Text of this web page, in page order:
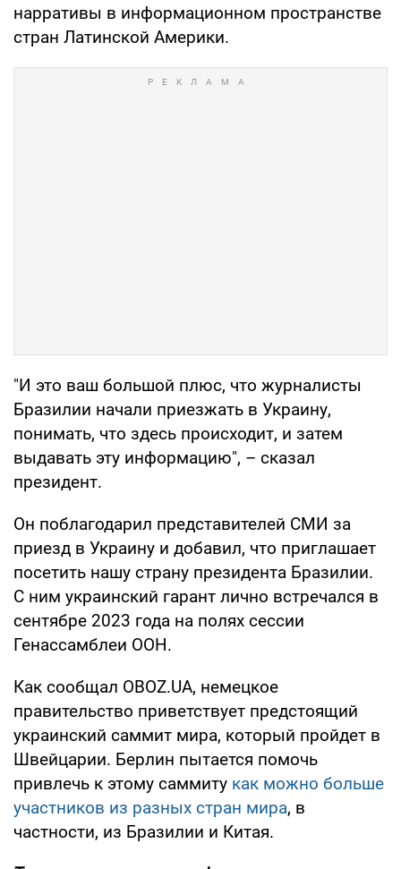
нарративы в информационном пространстве
стран Латинской Америки.
"И это ваш большой плюс, что журналисты
Бразилии начали приезжать в Украину,
понимать, что здесь происходит, и затем
выдавать эту информацию", – сказал
президент.
Он поблагодарил представителей СМИ за
приезд в Украину и добавил, что приглашает
посетить нашу страну президента Бразилии.
С ним украинский гарант лично встречался в
сентябре 2023 года на полях сессии
Генассамблеи ООН.
Как сообщал OBOZ.UA, немецкое
правительство приветствует предстоящий
украинский саммит мира, который пройдет в
Швейцарии. Берлин пытается помочь
привлечь к этому саммиту как можно больше
участников из разных стран мира, в
частности, из Бразилии и Китая.